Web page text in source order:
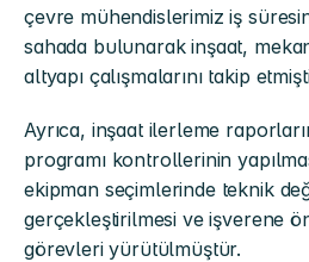
çevre mühendislerimiz iş
sahada bulunarak inşaat,
altyapı çalışmalarını takip
Ayrıca, inşaat ilerleme
programı kontrollerinin
ekipman seçimlerinde teknik
gerçekleştirilmesi ve işverene
görevleri yürütülmüştür.